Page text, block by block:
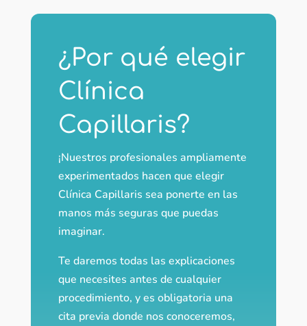
¿Por qué elegir
Clínica
Capillaris?
¡Nuestros profesionales ampliamente
experimentados hacen que elegir
Clínica Capillaris sea ponerte en las
manos más seguras que puedas
imaginar.
Te daremos todas las explicaciones
que necesites antes de cualquier
procedimiento, y es obligatoria una
cita previa donde nos conoceremos,